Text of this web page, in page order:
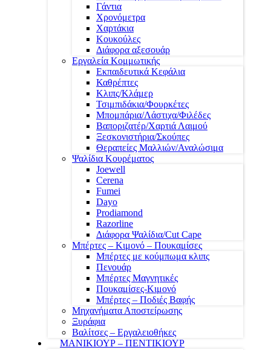
Γάντια
Χρονόμετρα
Χαρτάκια
Κουκούλες
Διάφορα αξεσουάρ
Εργαλεία Κομμωτικής
Εκπαιδευτικά Κεφάλια
Καθρέπτες
Κλιπς/Κλάμερ
Τσιμπιδάκια/Φουρκέτες
Μπομπάρια/Λάστιχα/Φιλέδες
Βαποριζατέρ/Χαρτιά Λαιμού
Ξεσκονιστήρια/Σκούπες
Θεραπείες Μαλλιών/Αναλώσιμα
Ψαλίδια Κουρέματος
Joewell
Cerena
Fumei
Dayo
Prodiamond
Razorline
Διάφορα Ψαλίδια/Cut Cape
Μπέρτες – Κιμονό – Πουκαμίσες
Μπέρτες με κούμπωμα κλιπς
Πενουάρ
Μπέρτες Μαγνητικές
Πουκαμίσες-Κιμονό
Μπέρτες – Ποδιές Βαφής
Μηχανήματα Αποστείρωσης
Ξυράφια
Βαλίτσες – Εργαλειοθήκες
ΜΑΝΙΚΙΟΥΡ – ΠΕΝΤΙΚΙΟΥΡ